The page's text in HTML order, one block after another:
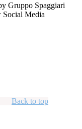
Gruppo Spaggiari
Media
Back to top